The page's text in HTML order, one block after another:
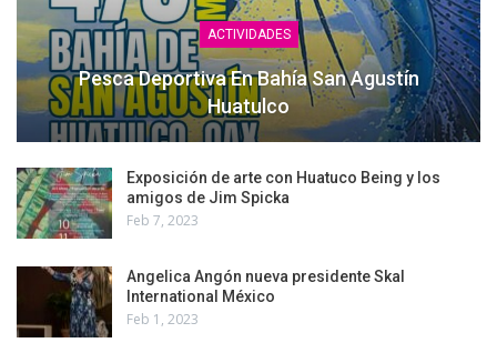
ACTIVIDADES
Pesca Deportiva En Bahía San Agustín
Huatulco
Exposición de arte con Huatuco Being y los
amigos de Jim Spicka
Feb 7, 2023
Angelica Angón nueva presidente Skal
International México
Feb 1, 2023